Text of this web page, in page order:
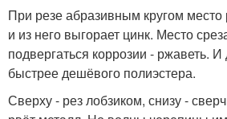
При резе абразивным кругом место
и из него выгорает цинк. Место
подвергаться коррозии - ржаветь.
быстрее дешёвого полиэстера.
Сверху - рез лобзиком, снизу -